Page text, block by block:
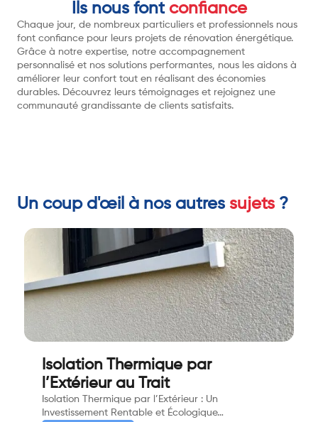
Ils nous font confiance
Chaque jour, de nombreux particuliers et professionnels nous
font confiance pour leurs projets de rénovation énergétique.
Grâce à notre expertise, notre accompagnement
personnalisé et nos solutions performantes, nous les aidons à
améliorer leur confort tout en réalisant des économies
durables. Découvrez leurs témoignages et rejoignez une
communauté grandissante de clients satisfaits.
Un coup d'œil à nos autres sujets ?
Isolation Thermique par
l’Extérieur au Trait
Isolation Thermique par l’Extérieur : Un
Investissement Rentable et Écologique…